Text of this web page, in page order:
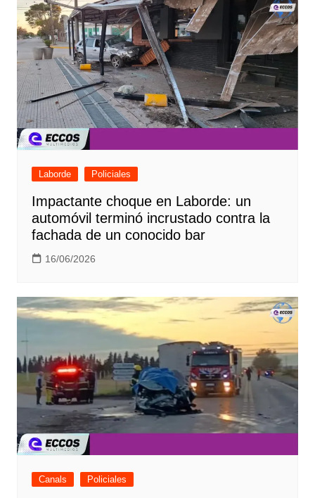
Laborde Policiales
Impactante choque en Laborde: un
automóvil terminó incrustado contra la
fachada de un conocido bar
16/06/2026
Canals Policiales